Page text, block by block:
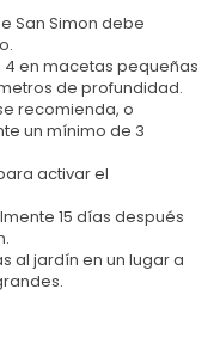
San Simon debe
4 en macetas pequeñas
de profundidad.
recomienda, o
un mínimo de 3
activar el
15 días después
al jardín en un lugar a